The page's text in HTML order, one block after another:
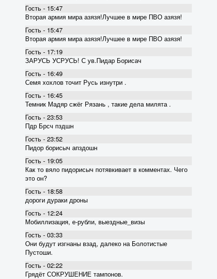
Гость - 15:47
Вторая армия мира азязя!Лучшее в мире ПВО азязя!
Гость - 15:47
Вторая армия мира азязя!Лучшее в мире ПВО азязя!
Гость - 17:19
ЗАРУСЬ УСРУСЬ! С ув.Пидар Борисач
Гость - 16:49
Семя хохлов точит Русь изнутри .
Гость - 16:45
Темник Мадяр сжёг Рязань , такие дела милята .
Гость - 23:53
Пдр Брсч пздшн
Гость - 23:52
Пидор борисыч апздошн
Гость - 19:05
Как то вяло пидорисыч потявкивает в комментах. Чего
это он?
Гость - 18:58
дороги дураки дроны
Гость - 12:24
Мобиллизация, е-рубли, выездные_визы
Гость - 03:33
Они будут изгнаны взад, далеко на Болотистые
Пустоши.
Гость - 02:22
Грядёт СОКРУШЕНИЕ тампонов.